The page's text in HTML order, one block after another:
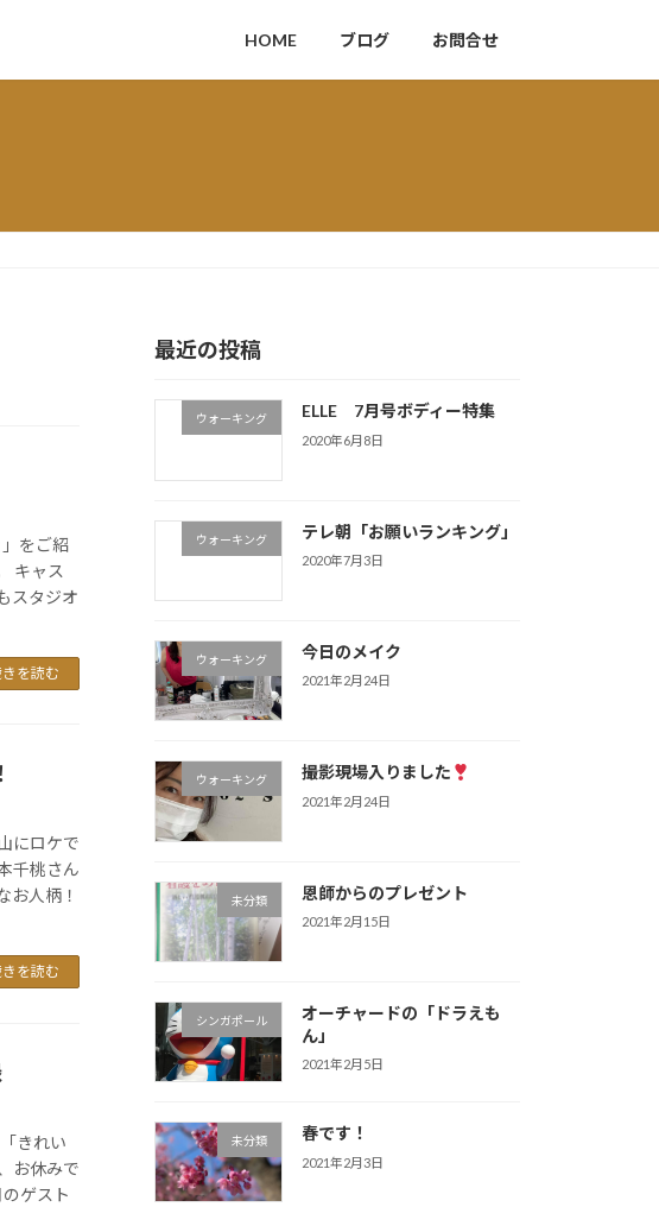
HOME ブログ お問合せ
をご紹
キャス
スタジオ
を読む
にロケで
千桃さん
お人柄！
を読む
きれい
お休みで
ゲスト
最近の投稿
ウォーキング ELLE 7月号ボディー特集
2020年6月8日
ウォーキング テレ朝「お願いランキング」
2020年7月3日
ウォーキング 今日のメイク
2021年2月24日
ウォーキング 撮影現場入りました
2021年2月24日
未分類 恩師からのプレゼント
2021年2月15日
シンガポール
オーチャードの「ドラえも
ん」
2021年2月5日
未分類 春です！
2021年2月3日